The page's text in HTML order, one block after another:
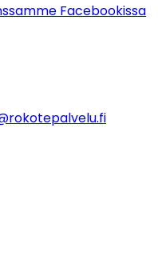
Facebookissa